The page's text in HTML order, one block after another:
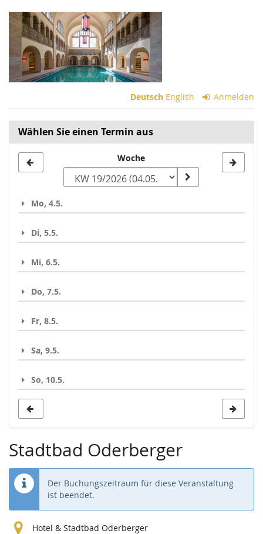
Zum
Haupt-
Inhalt
springen
Deutsch English Anmelden
Wählen Sie einen Termin aus
zur
auswählen
Woche
Mo, 4.5.
Di, 5.5.
Mi, 6.5.
Do, 7.5.
Fr, 8.5.
Sa, 9.5.
So, 10.5.
Stadtbad Oderberger
Der Buchungszeitraum für diese Veranstaltung
ist beendet.
Hotel & Stadtbad Oderberger